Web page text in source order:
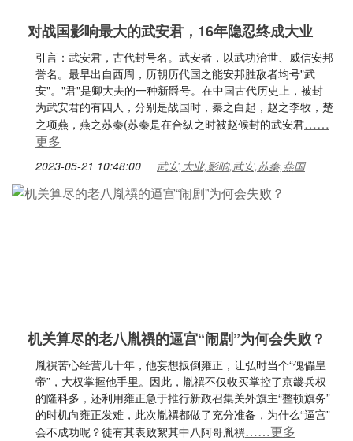
对战国影响最大的武安君，16年隐忍终成大业
引言：武安君，古代封号名。武安者，以武功治世、威信安邦
誉名。最早出自西周，历朝历代国之能安邦胜敌者均号"武
安"。"君"是卿大夫的一种新爵号。在中国古代历史上，被封
为武安君的有四人，分别是战国时，秦之白起，赵之李牧，楚
之项燕，燕之苏秦(苏秦是在合纵之时被赵候封的武安君……
更多
2023-05-21 10:48:00 武安,大业,影响,武安,苏秦,燕国
机关算尽的老八胤禩的逼宫“闹剧”为何会失败？
胤禩苦心经营几十年，他妄想扳倒雍正，让弘时当个“傀儡皇
帝”，大权掌握他手里。因此，胤禩不仅收买掌控了京畿兵权
的隆科多，还利用雍正急于推行新政召集关外旗主“整顿旗务”
的时机向雍正发难，此次胤禩都做了充分准备，为什么“逼宫”
会不成功呢？徒有其表败絮其中八阿哥胤禩……更多